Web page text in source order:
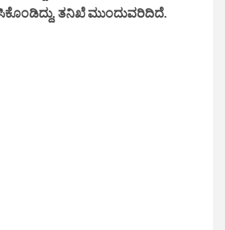
ತನಿಖೆ ಮುಂದುವರಿದಿದೆ.